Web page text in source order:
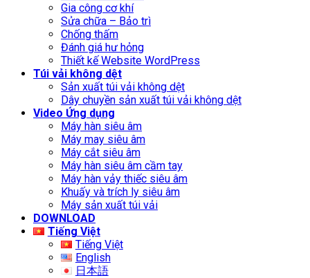
Gia công cơ khí
Sửa chữa – Bảo trì
Chống thấm
Đánh giá hư hỏng
Thiết kế Website WordPress
Túi vải không dệt
Sản xuất túi vải không dệt
Dây chuyền sản xuất túi vải không dệt
Video Ứng dụng
Máy hàn siêu âm
Máy may siêu âm
Máy cắt siêu âm
Máy hàn siêu âm cầm tay
Máy hàn vảy thiếc siêu âm
Khuấy và trích ly siêu âm
Máy sản xuất túi vải
DOWNLOAD
Tiếng Việt
Tiếng Việt
English
日本語